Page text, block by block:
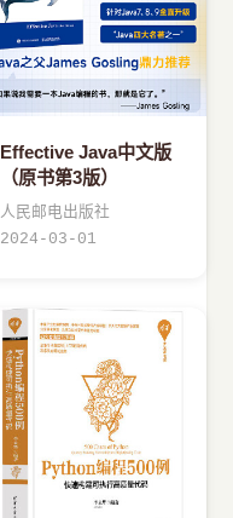
Effective Java中文版
（原书第3版）
人民邮电出版社
2024-03-01